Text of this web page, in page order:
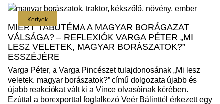
Kortyok
MIÉRT TABUTÉMA A MAGYAR BORÁGAZAT
VÁLSÁGA? – REFLEXIÓK VARGA PÉTER „MI
LESZ VELETEK, MAGYAR BORÁSZATOK?”
ESSZÉJÉRE
Varga Péter, a Varga Pincészet tulajdonosának „Mi lesz
veletek, magyar borászatok?” című dolgozata újabb és
újabb reakciókat vált ki a Vince olvasóinak körében.
Ezúttal a borexporttal foglalkozó Veér Bálinttól érkezett egy